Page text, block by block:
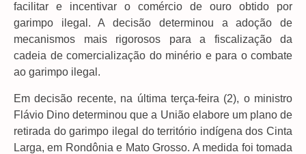
facilitar e incentivar o comércio de ouro obtido por
garimpo ilegal. A decisão determinou a adoção de
mecanismos mais rigorosos para a fiscalização da
cadeia de comercialização do minério e para o combate
ao garimpo ilegal.
Em decisão recente, na última terça-feira (2), o ministro
Flávio Dino determinou que a União elabore um plano de
retirada do garimpo ilegal do território indígena dos Cinta
Larga, em Rondônia e Mato Grosso. A medida foi tomada